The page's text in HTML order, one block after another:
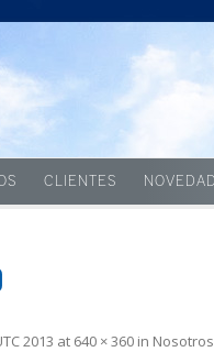
CLIENTES
2013 at 640 × 360 in Nosotros